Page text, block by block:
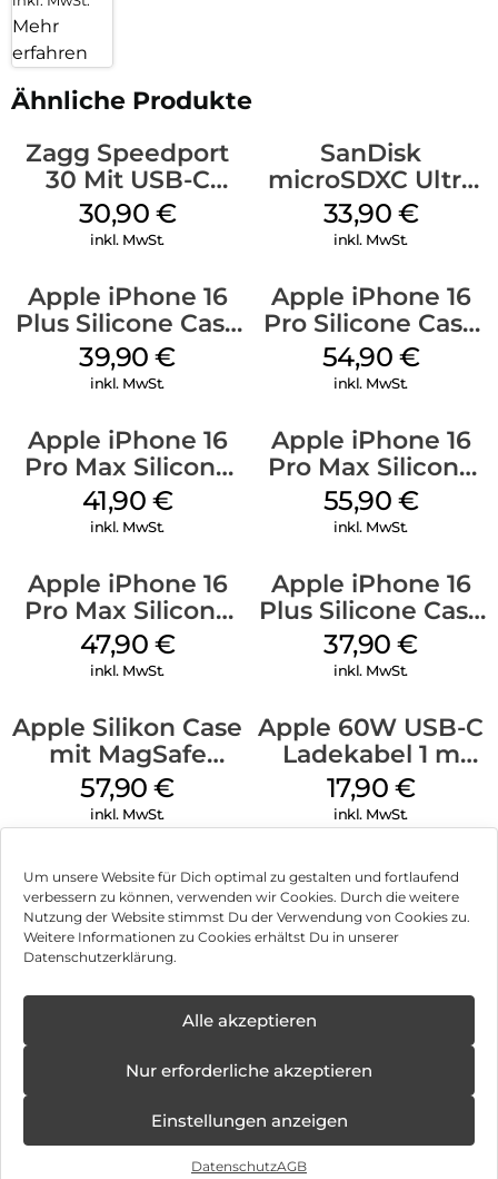
Um unsere Website für Dich optimal zu gestalten und fortlaufend
verbessern zu können, verwenden wir Cookies. Durch die weitere
Nutzung der Website stimmst Du der Verwendung von Cookies zu.
Weitere Informationen zu Cookies erhältst Du in unserer
Datenschutzerklärung.
Alle akzeptieren
Nur erforderliche akzeptieren
Einstellungen anzeigen
DatenschutzAGB
Mehr
erfahren
Ähnliche Produkte
Zagg Speedport
30 Mit USB-C
Kabel Weiß
30,90 €
inkl. MwSt.
SanDisk
microSDXC Ultra
128 GB + Adapter
Mobile
33,90 €
inkl. MwSt.
Apple iPhone 16
Plus Silicone Case
MagSafe Plum
39,90€
inkl. MwSt.
Apple iPhone 16
Pro Silicone Case
MagSafe Black
54,90 €
inkl. MwSt.
Apple iPhone 16
Pro Max Silicone
Case MagSafe
Ultramarine
41,90 €
inkl. MwSt.
Apple iPhone 16
Pro Max Silicone
Case MagSafe
Stone Gray
55,90 €
inkl. MwSt.
Apple iPhone 16
Pro Max Silicone
Case MagSafe
Black
47,90 €
inkl. MwSt.
Apple iPhone 16
Plus Silicone Case
MagSafe Lake
Green
37,90€
inkl. MwSt.
Apple Silikon Case
mit MagSafe
iPhone 14 Pro
(PRODUCT)RED
57,90€
inkl. MwSt.
Apple 60W USB-C
Ladekabel 1 m
Weiß
17,90 €
inkl. MwSt.
Impressum
Hinweis zur Batterieentsorgung
Newsletter
, Brodos AG – All Rights Reserved.